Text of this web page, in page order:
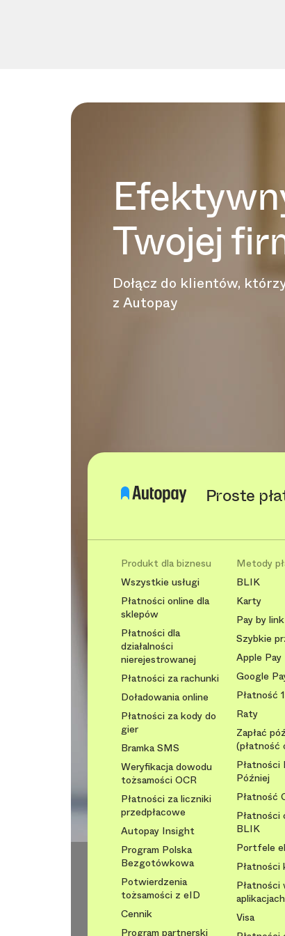
Twojej
Dołącz do klientów,
z Autopay
Proste
Produkt dla biznesu
Wszystkie usługi
Płatności online dla
sklepów
Płatności dla
działalności
nierejestrowanej
Płatności za rachunki
Doładowania online
Płatności za kody do
gier
Bramka SMS
Weryfikacja dowodu
tożsamości OCR
Płatności za liczniki
przedpłacowe
Autopay Insight
Program Polska
Bezgotówkowa
Potwierdzenia
tożsamości z eID
Cennik
Program partnerski
Metody
BLIK
Karty
Pay by link
Szybkie
Apple Pay
Google
Płatność
Raty
Zapłać
(płatność
Płatności
Później
Płatność
Płatności
BLIK
Portfele
Płatności
Visa